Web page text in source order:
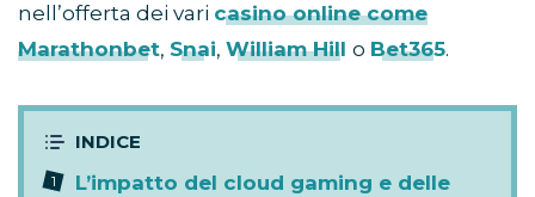
nell’offerta dei vari casino online come
Marathonbet, Snai, William Hill o Bet365.
L’impatto del cloud gaming e delle